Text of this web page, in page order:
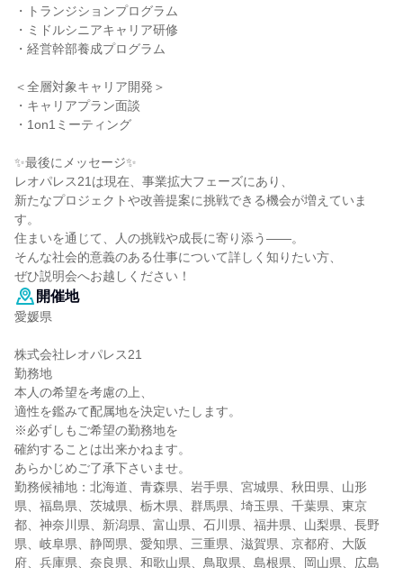
・トランジションプログラム
・ミドルシニアキャリア研修
・経営幹部養成プログラム
＜全層対象キャリア開発＞
・キャリアプラン面談
・1on1ミーティング
✨最後にメッセージ✨
レオパレス21は現在、事業拡大フェーズにあり、
新たなプロジェクトや改善提案に挑戦できる機会が増えていま
す。
住まいを通じて、人の挑戦や成長に寄り添う――。
そんな社会的意義のある仕事について詳しく知りたい方、
ぜひ説明会へお越しください！
開催地
愛媛県
株式会社レオパレス21
勤務地
本人の希望を考慮の上、
適性を鑑みて配属地を決定いたします。
※必ずしもご希望の勤務地を
確約することは出来かねます。
あらかじめご了承下さいませ。
勤務候補地：北海道、青森県、岩手県、宮城県、秋田県、山形
県、福島県、茨城県、栃木県、群馬県、埼玉県、千葉県、東京
都、神奈川県、新潟県、富山県、石川県、福井県、山梨県、長野
県、岐阜県、静岡県、愛知県、三重県、滋賀県、京都府、大阪
府、兵庫県、奈良県、和歌山県、鳥取県、島根県、岡山県、広島